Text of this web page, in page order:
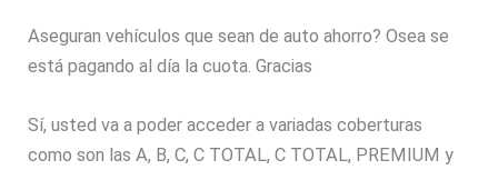
Aseguran vehículos que sean de auto ahorro? Osea se
está pagando al día la cuota. Gracias
Sí, usted va a poder acceder a variadas coberturas
como son las A, B, C, C TOTAL, C TOTAL, PREMIUM y